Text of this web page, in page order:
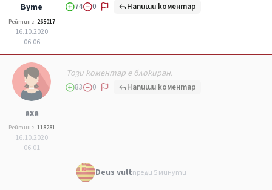
Вуте
Рейтинг: 265017
16.10.2020
06:06
74 0 Напиши коментар
аха
Рейтинг: 118281
16.10.2020
06:01
Този коментар е блокиран.
83 0 Напиши коментар
Deus vultпреди 5 минути